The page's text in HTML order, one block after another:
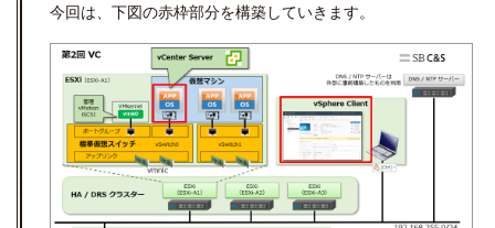
今回は、下図の赤枠部分を構築していきます。